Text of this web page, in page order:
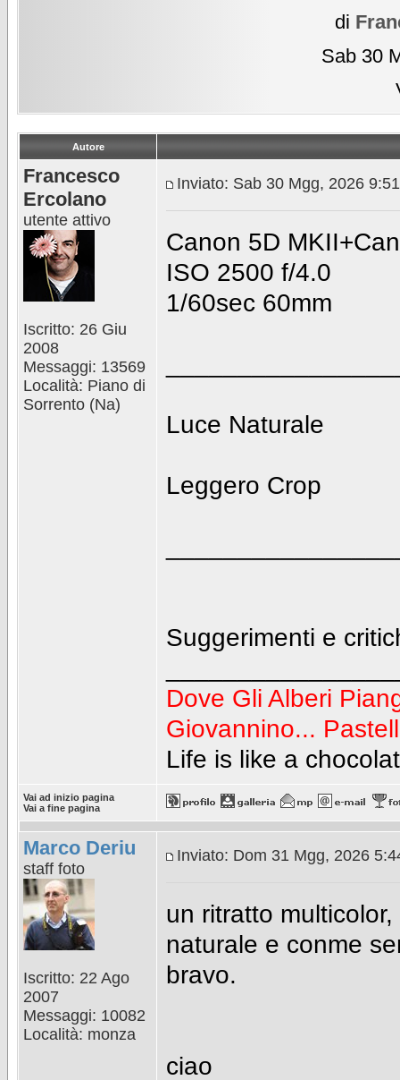
di
Sab 30
Autore
Francesco
Ercolano
utente attivo
Iscritto: 26 Giu
2008
Messaggi: 13569
Località: Piano di
Sorrento (Na)
Inviato: Sab 30 Mgg, 2026
Canon 5D
ISO 2500 f/4.0
1/60sec 60mm
Luce Naturale
Leggero Crop
Suggerimenti e
Dove Gli Alberi
Giovannino...
Life is like a
Vai ad inizio pagina
Vai a fine pagina
Marco Deriu
staff foto
Iscritto: 22 Ago
2007
Messaggi: 10082
Località: monza
Inviato: Dom 31 Mgg, 2026
un ritratto
naturale e conme
bravo.
ciao